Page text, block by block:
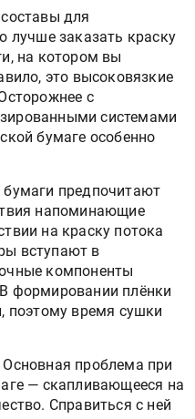
для
лучше заказать краску
на котором вы
это высоковязкие
с
системами
бумаге особенно
бумаги предпочитают
напоминающие
на краску потока
вступают в
компоненты
формировании плёнки
поэтому время сушки
Основная проблема при
— скапливающееся на
Справиться с ней